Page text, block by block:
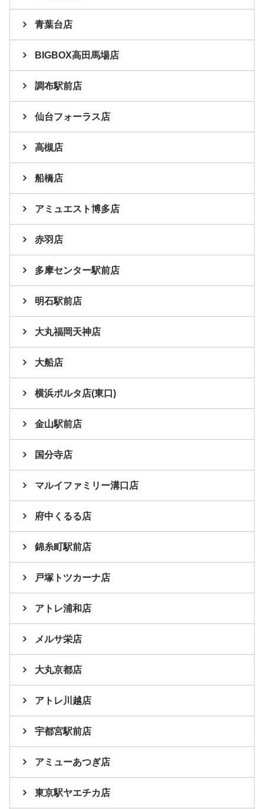
青葉台店
BIGBOX高田馬場店
調布駅前店
仙台フォーラス店
高槻店
船橋店
アミュエスト博多店
赤羽店
多摩センター駅前店
明石駅前店
大丸福岡天神店
大船店
横浜ポルタ店(東口)
金山駅前店
国分寺店
マルイファミリー溝口店
府中くるる店
錦糸町駅前店
戸塚トツカーナ店
アトレ浦和店
メルサ栄店
大丸京都店
アトレ川越店
宇都宮駅前店
アミューあつぎ店
東京駅ヤエチカ店